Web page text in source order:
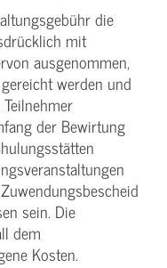
die
mit
ausgenommen,
werden und
der Bewirtung
sein. Die
dem
Kosten.